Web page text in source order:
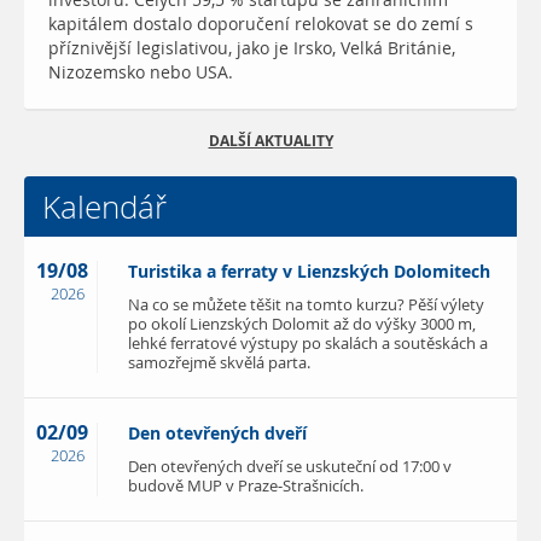
kapitálem dostalo doporučení relokovat se do zemí s
příznivější legislativou, jako je Irsko, Velká Británie,
Nizozemsko nebo USA.
DALŠÍ AKTUALITY
Kalendář
19/08
2026
Turistika a ferraty v Lienzských Dolomitech
Na co se můžete těšit na tomto kurzu? Pěší výlety
po okolí Lienzských Dolomit až do výšky 3000 m,
lehké ferratové výstupy po skalách a soutěskách a
samozřejmě skvělá parta.
02/09
2026
Den otevřených dveří
Den otevřených dveří se uskuteční od 17:00 v
budově MUP v Praze-Strašnicích.